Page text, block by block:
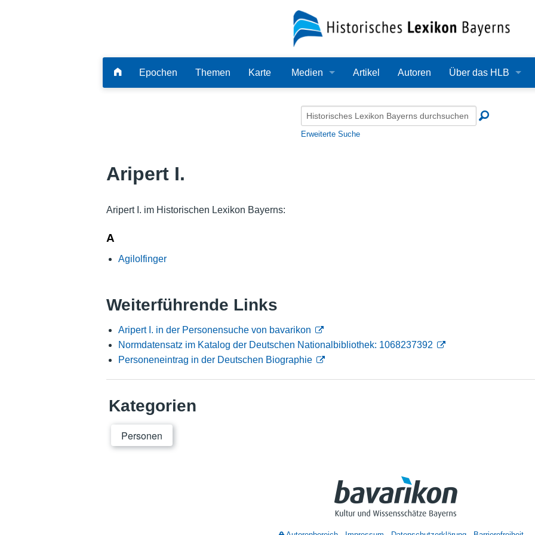
Epochen Themen Karte Medien
Audio
Artikel Autoren Über das HLB
Redaktion
Erweiterte Suche
Aripert I.
Aripert I. im Historischen Lexikon Bayerns:
A
Agilolfinger
Weiterführende Links
Aripert I. in der Personensuche von bavarikon
Normdatensatz im Katalog der Deutschen Nationalbibliothek: 1068237392
Personeneintrag in der Deutschen Biographie
Kategorien
Personen